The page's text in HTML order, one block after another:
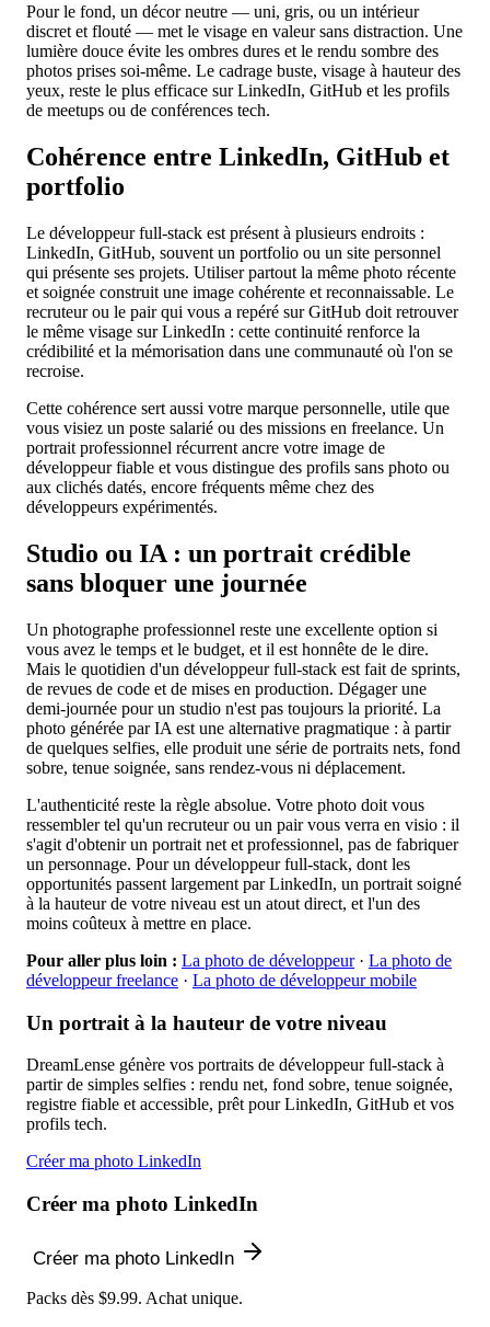
Pour le fond, un décor neutre — uni, gris, ou un intérieur
discret et flouté — met le visage en valeur sans distraction. Une
lumière douce évite les ombres dures et le rendu sombre des
photos prises soi-même. Le cadrage buste, visage à hauteur des
yeux, reste le plus efficace sur LinkedIn, GitHub et les profils
de meetups ou de conférences tech.
Cohérence entre LinkedIn, GitHub et
portfolio
Le développeur full-stack est présent à plusieurs endroits :
LinkedIn, GitHub, souvent un portfolio ou un site personnel
qui présente ses projets. Utiliser partout la même photo récente
et soignée construit une image cohérente et reconnaissable. Le
recruteur ou le pair qui vous a repéré sur GitHub doit retrouver
le même visage sur LinkedIn : cette continuité renforce la
crédibilité et la mémorisation dans une communauté où l'on se
recroise.
Cette cohérence sert aussi votre marque personnelle, utile que
vous visiez un poste salarié ou des missions en freelance. Un
portrait professionnel récurrent ancre votre image de
développeur fiable et vous distingue des profils sans photo ou
aux clichés datés, encore fréquents même chez des
développeurs expérimentés.
Studio ou IA : un portrait crédible
sans bloquer une journée
Un photographe professionnel reste une excellente option si
vous avez le temps et le budget, et il est honnête de le dire.
Mais le quotidien d'un développeur full-stack est fait de sprints,
de revues de code et de mises en production. Dégager une
demi-journée pour un studio n'est pas toujours la priorité. La
photo générée par IA est une alternative pragmatique : à partir
de quelques selfies, elle produit une série de portraits nets, fond
sobre, tenue soignée, sans rendez-vous ni déplacement.
L'authenticité reste la règle absolue. Votre photo doit vous
ressembler tel qu'un recruteur ou un pair vous verra en visio : il
s'agit d'obtenir un portrait net et professionnel, pas de fabriquer
un personnage. Pour un développeur full-stack, dont les
opportunités passent largement par LinkedIn, un portrait soigné
à la hauteur de votre niveau est un atout direct, et l'un des
moins coûteux à mettre en place.
Pour aller plus loin : La photo de développeur· La photo de
développeur freelance · La photo de développeur mobile
Un portrait à la hauteur de votre niveau
DreamLense génère vos portraits de développeur full-stack à
partir de simples selfies : rendu net, fond sobre, tenue soignée,
registre fiable et accessible, prêt pour LinkedIn, GitHub et vos
profils tech.
Créer ma photo LinkedIn
Créer ma photo LinkedIn
Créer ma photo LinkedIn
Packs dès $9.99. Achat unique.